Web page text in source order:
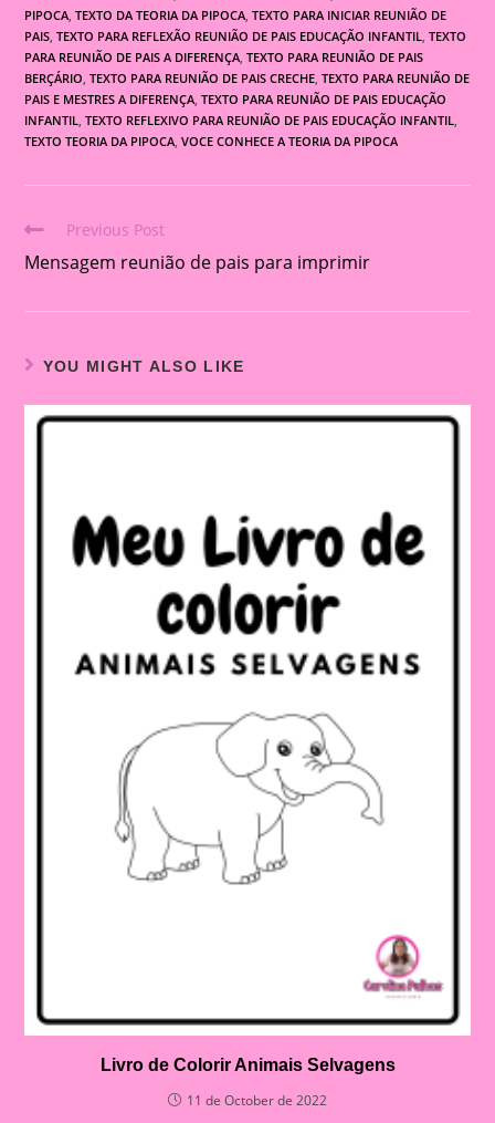
PIPOCA TEXTO DA TEORIA DA PIPOCA TEXTO PARA INICIAR REUNIÃO DE
PAIS TEXTO PARA REFLEXÃO REUNIÃO DE PAIS EDUCAÇÃO INFANTIL TEXTO
PARA REUNIÃO DE PAIS A DIFERENÇA TEXTO PARA REUNIÃO DE PAIS
BERÇÁRIO TEXTO PARA REUNIÃO DE PAIS CRECHE TEXTO PARA REUNIÃO DE
PAIS E MESTRES A DIFERENÇA TEXTO PARA REUNIÃO DE PAIS EDUCAÇÃO
INFANTIL TEXTO REFLEXIVO PARA REUNIÃO DE PAIS EDUCAÇÃO INFANTIL
TEXTO TEORIA DA PIPOCA VOCE CONHECE A TEORIA DA PIPOCA
Read
more
Previous Post
Mensagem reunião de pais para imprimir
YOU MIGHT ALSO LIKE
Livro de Colorir Animais Selvagens
11 de October de 2022